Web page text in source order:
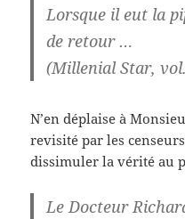
Lorsque il eut la
de retour …
(Millenial Star,
N’en déplaise à
revisité par les
dissimuler la vérité au
Le Docteur